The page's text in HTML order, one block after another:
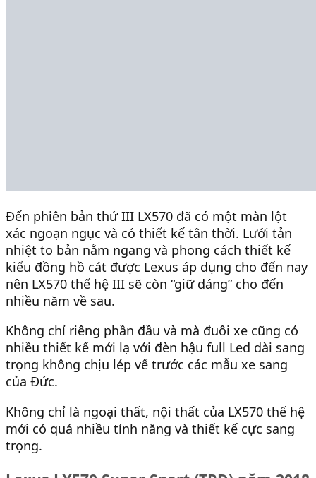
Đến phiên bản thứ III LX570 đã có một màn lột
xác ngoạn ngục và có thiết kế tân thời. Lưới tản
nhiệt to bản nằm ngang và phong cách thiết kế
kiểu đồng hồ cát được Lexus áp dụng cho đến nay
nên LX570 thế hệ III sẽ còn “giữ dáng” cho đến
nhiều năm về sau.
Không chỉ riêng phần đầu và mà đuôi xe cũng có
nhiều thiết kế mới lạ với đèn hậu full Led dài sang
trọng không chịu lép vế trước các mẫu xe sang
của Đức.
Không chỉ là ngoại thất, nội thất của LX570 thế hệ
mới có quá nhiều tính năng và thiết kế cực sang
trọng.